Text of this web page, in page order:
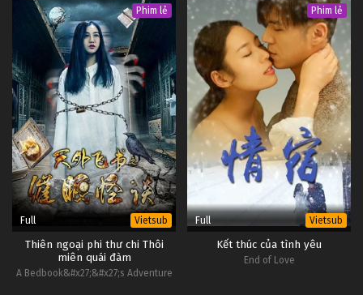
Phim lẻ
Full Vietsub
Thiên ngoại phi thư chi Thôi
miên quái đàm
A Bedbook&#x27;&#x27;s Adventure
Phim lẻ
Full Vietsub
Kết thúc của tình yêu
End of Love